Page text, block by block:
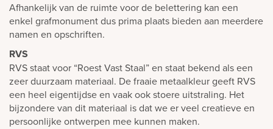
Afhankelijk van de ruimte voor de belettering kan een
enkel grafmonument dus prima plaats bieden aan meerdere
namen en opschriften.
RVS
RVS staat voor “Roest Vast Staal” en staat bekend als een
zeer duurzaam materiaal. De fraaie metaalkleur geeft RVS
een heel eigentijdse en vaak ook stoere uitstraling. Het
bijzondere van dit materiaal is dat we er veel creatieve en
persoonlijke ontwerpen mee kunnen maken.